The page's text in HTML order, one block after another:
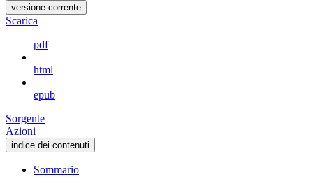
versione-corrente
Scarica
pdf
html
epub
Sorgente
Azioni
indice dei contenuti
Sommario